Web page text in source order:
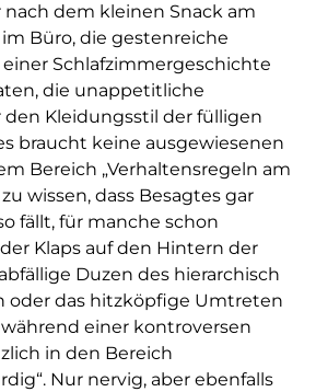
nach dem kleinen Snack am
Büro, die gestenreiche
Schlafzimmergeschichte
die unappetitliche
Kleidungsstil der fülligen
braucht keine ausgewiesenen
Bereich „Verhaltensregeln am
wissen, dass Besagtes gar
fällt, für manche schon
Klaps auf den Hintern der
Duzen des hierarchisch
oder das hitzköpfige Umtreten
einer kontroversen
in den Bereich
Nur nervig, aber ebenfalls